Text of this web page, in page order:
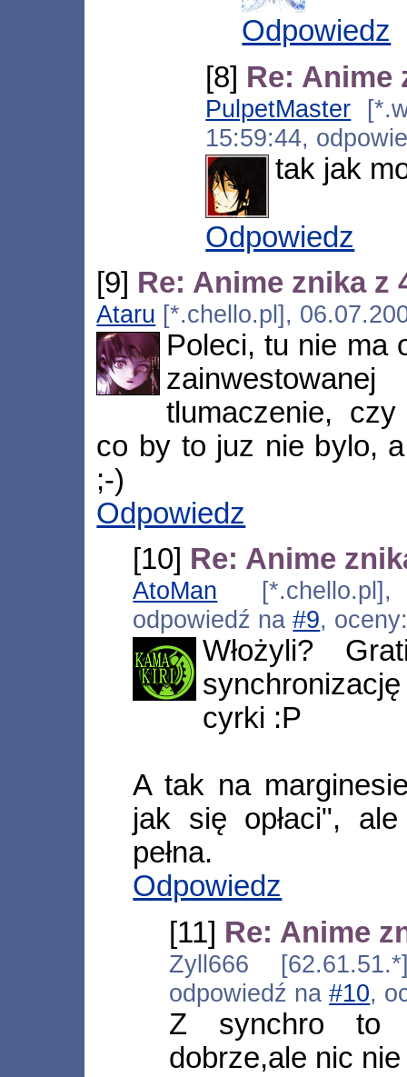
Odpowiedz
[8] Re: Anime
PulpetMaster
15:59:44,
tak jak
Odpowiedz
[9] Re: Anime znika z
Ataru [*.chello.pl],
Poleci, tu nie ma
tlumaczenie,
co by to juz nie bylo,
;-)
Odpowiedz
[10] Re: Anime
AtoMan [*.chello.pl],
odpowiedź na#9,
Włożyli?
cyrki :P
A tak na
jak się opłaci",
pełna.
Odpowiedz
[11] Re: Anime
Zyll666
odpowiedź na#10,
Z synchro to
dobrze,ale nic